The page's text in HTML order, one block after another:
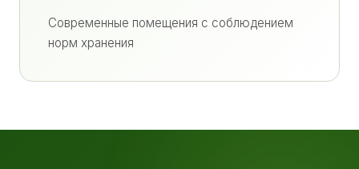
Современные помещения с соблюдением
норм хранения